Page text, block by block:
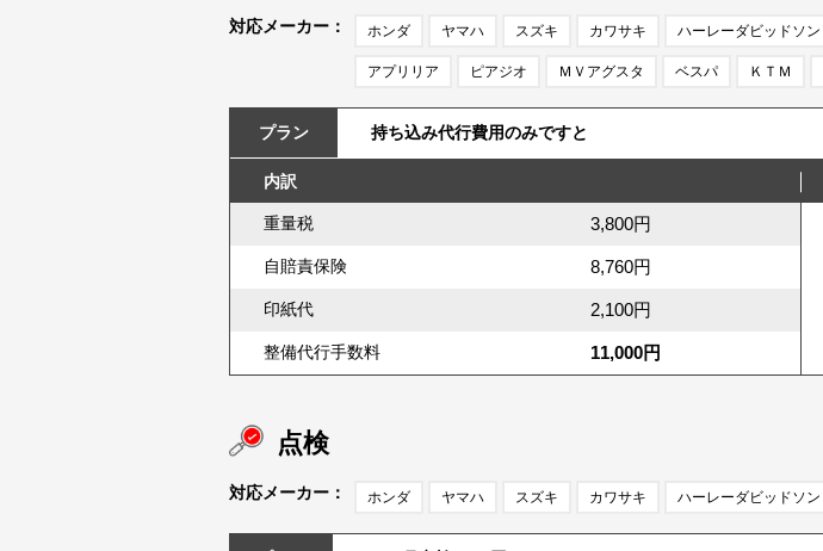
対応メーカー： ホンダ ヤマハ スズキ カワサキ ハーレーダビッドソン
アプリリア ピアジオ ＭＶアグスタ ベスパ ＫＴＭ
プラン 持ち込み代行費用のみですと
内訳
重量税 3,800円
自賠責保険 8,760円
印紙代 2,100円
整備代行手数料 11,000円
点検
対応メーカー： ホンダ ヤマハ スズキ カワサキ ハーレーダビッドソン